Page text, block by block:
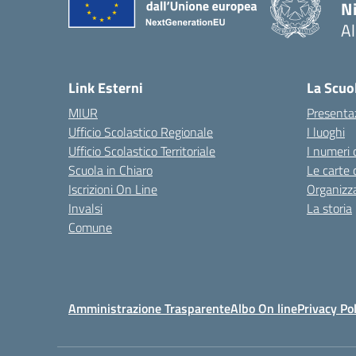
Link Esterni
MIUR
Ufficio Scolastico Regionale
Ufficio Scolastico Territoriale
Scuola in Chiaro
Iscrizioni On Line
Invalsi
Comune
La
I luoghi
I numeri
Le carte
La storia
Amministrazione TrasparenteAlbo On linePrivacy